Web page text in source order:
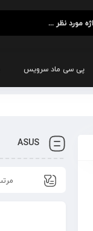
پی سی ماد سرویس
ASUS